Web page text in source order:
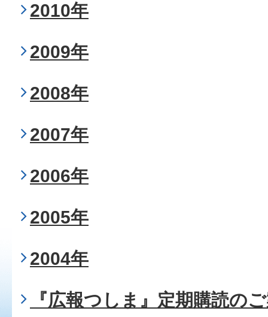
2010年
2009年
2008年
2007年
2006年
2005年
2004年
『広報つしま』定期購読の